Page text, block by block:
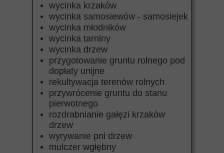
wycinka krzaków
wycinka samosiewów - samosiejek
wycinka młodników
wycinka tarniny
wycinka drzew
przygotowanie gruntu rolnego pod
dopłaty unijne
rekultywacja terenów rolnych
przywrócenie gruntu do stanu
pierwotnego
rozdrabnianie gałęzi krzaków
drzew
wyrywanie pni drzew
mulczer wgłębny